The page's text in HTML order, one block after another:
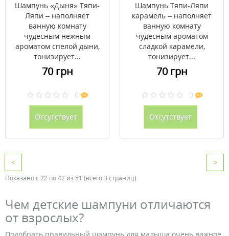
Шампунь «Дыня» Тяпи-
Ляпи – наполняет
ванную комнату
чудесным нежным
ароматом спелой дыни,
тонизирует...
70 грн
0
Отсутствует
Шампунь Тяпи-Ляпи
карамель – наполняет
ванную комнату
чудесным ароматом
сладкой карамели,
тонизирует...
70 грн
0
Отсутствует
< >
Показано с 22 по 42 из 51 (всего 3 страниц)
Чем детские шампуни отличаются
от взрослых?